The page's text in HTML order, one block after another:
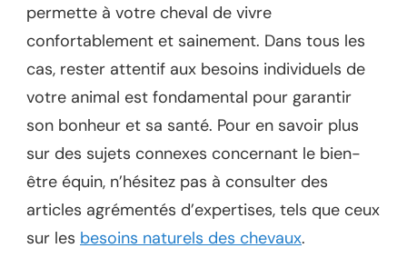
permette à votre cheval de vivre
confortablement et sainement. Dans tous les
cas, rester attentif aux besoins individuels de
votre animal est fondamental pour garantir
son bonheur et sa santé. Pour en savoir plus
sur des sujets connexes concernant le bien-
être équin, n’hésitez pas à consulter des
articles agrémentés d’expertises, tels que ceux
sur les besoins naturels des chevaux.